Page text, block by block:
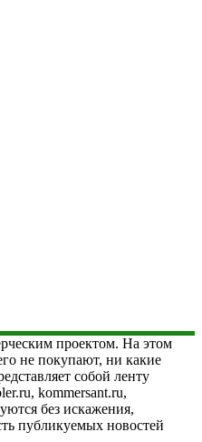
проектом. На этом
не покупают, ни какие
собой ленту
kommersant.ru,
без искажения,
публикуемых новостей